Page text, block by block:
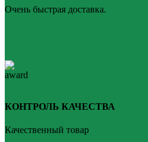
Очень быстрая доставка.
КОНТРОЛЬ КАЧЕСТВА
Качественный товар